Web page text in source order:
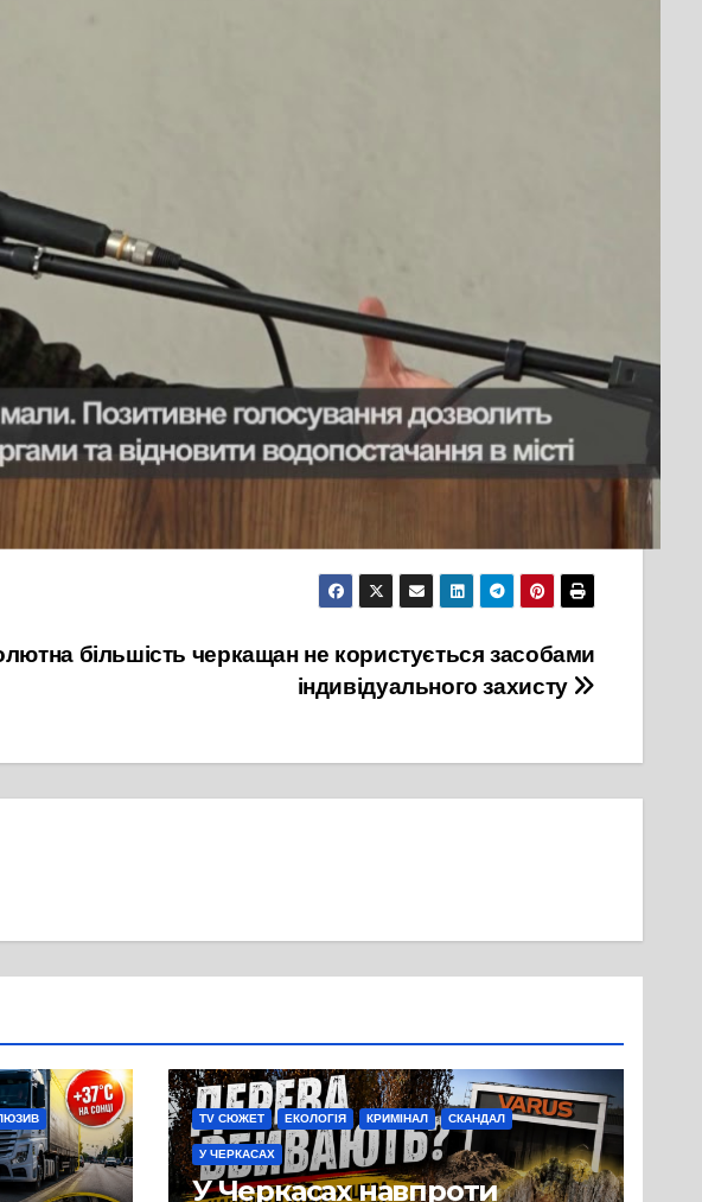
фракцій у Смілянській міськраді виявилася надзвичайно
все ж таки зібралися на сесію.
пообіді, взяли участь 24 депутата.
навіть встигли попрацювати в комісійному режимі. На
частково розрахуватися з боргами та відновити
Сміли стала ефективною, а діяльність депутатського корпусу –
зауважив, що 17 березня вдалося напрацювати дорожню карту
черговим робочим візитом знову завітати у Смілу і особисто
більшість черкащан не користується засобами
індивідуального захисту
TV СЮЖЕТ ЕКОЛОГІЯ КРИМІНАЛ СКАНДАЛ
У ЧЕРКАСАХ
У Черкасах навпроти